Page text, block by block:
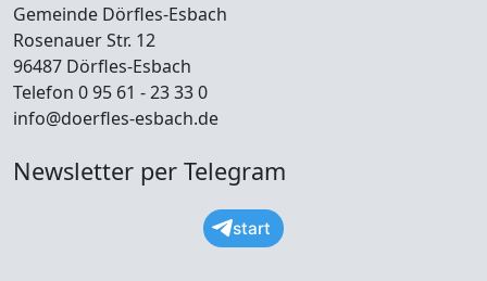
Gemeinde Dörfles-Esbach
Rosenauer Str. 12
96487 Dörfles-Esbach
Telefon 0 95 61 - 23 33 0
info@doerfles-esbach.de
Newsletter per Telegram
start